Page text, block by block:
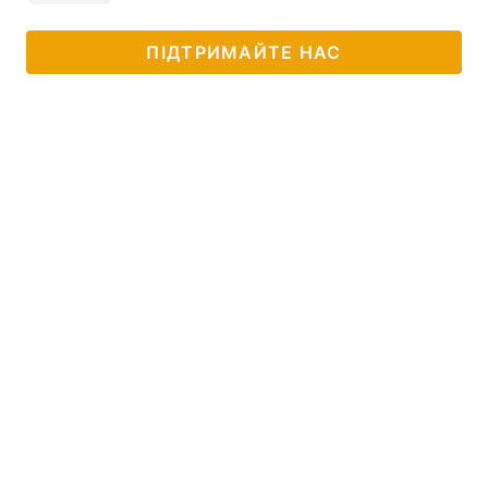
ПІДТРИМАЙТЕ НАС